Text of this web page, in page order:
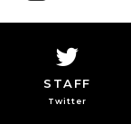
STAFF
Twitter